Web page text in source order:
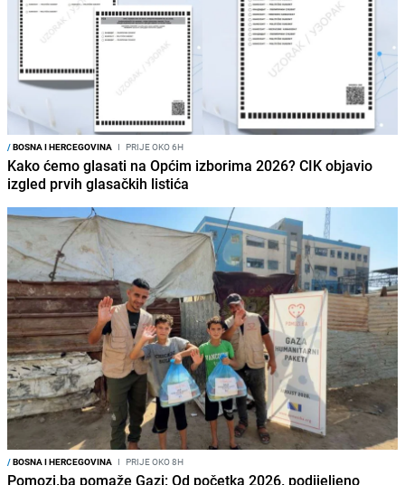
/BOSNA I HERCEGOVINA I PRIJE OKO 6H
Kako ćemo glasati na Općim izborima 2026? CIK objavio
izgled prvih glasačkih listića
/BOSNA I HERCEGOVINA I PRIJE OKO 8H
Pomozi.ba pomaže Gazi: Od početka 2026. podijeljeno